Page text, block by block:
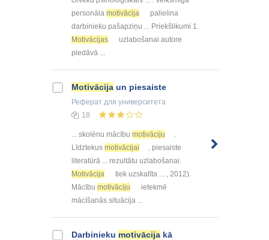
personāla motivācija
palielina
darbinieku pašapziņu ... Priekšlikumi 1.
Motivācijas
uzlabošanai autore
piedāvā ...
Motivācija un piesaiste
Реферат для университета
18
... skolēnu mācību motivāciju
.
Līdztekus motivācijai
, piesaiste
literatūrā ... rezultātu uzlabošanai.
Motivācija
tiek uzskatīta ... , 2012).
Mācību motivāciju
ietekmē
mācīšanās situācija ...
Darbinieku motivācija kā